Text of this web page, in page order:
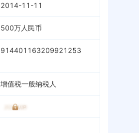
2014-11-11
500万人民币
914401163209921253
增值税一般纳税人